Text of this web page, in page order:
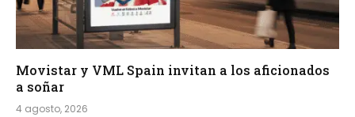
Movistar y VML Spain invitan a los aficionados
a soñar
4 agosto, 2026